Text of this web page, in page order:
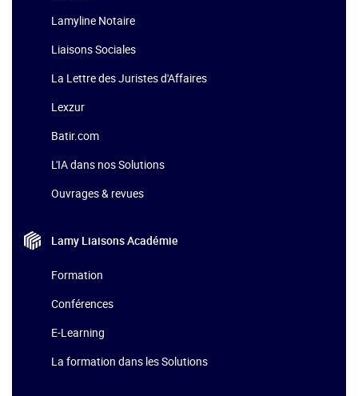
Lamyline Notaire
Liaisons Sociales
La Lettre des Juristes d'Affaires
Lexzur
Batir.com
L'IA dans nos Solutions
Ouvrages & revues
Lamy LiaisonsAcadémie
Formation
Conférences
E-Learning
La formation dans les Solutions